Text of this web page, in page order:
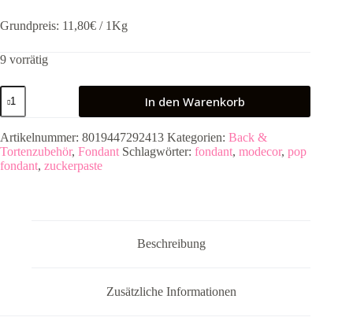
Grundpreis: 11,80€ / 1Kg
9 vorrätig
POP
Fondant
-
Braun
250g
Menge
In den Warenkorb
Artikelnummer: 8019447292413 Kategorien: Back &
Tortenzubehör, Fondant Schlagwörter: fondant, modecor, pop
fondant, zuckerpaste
Beschreibung
Zusätzliche Informationen